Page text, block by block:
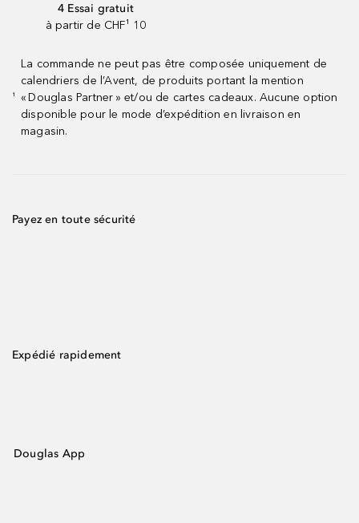
4 Essai gratuit
à partir de CHF¹ 10
¹
La commande ne peut pas être composée uniquement de
calendriers de l’Avent, de produits portant la mention
« Douglas Partner » et/ou de cartes cadeaux. Aucune option
disponible pour le mode d’expédition en livraison en
magasin.
Payez en toute sécurité
Expédié rapidement
Douglas App